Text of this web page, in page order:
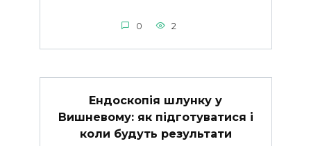
0 2
Ендоскопія шлунку у
Вишневому: як підготуватися і
коли будуть результати